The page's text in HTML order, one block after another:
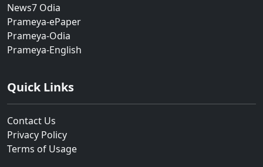
News7 Odia
Prameya-ePaper
Prameya-Odia
Prameya-English
Quick Links
Contact Us
Privacy Policy
Terms of Usage